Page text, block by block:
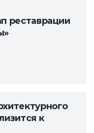
реставрации
к